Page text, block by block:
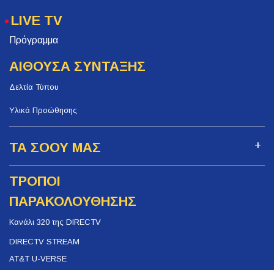
LIVE TV
Πρόγραμμα
ΑΙΘΟΥΣΑ ΣΥΝΤΑΞΗΣ
Δελτία Τύπου
Υλικά Προώθησης
ΤΑ ΣΟΟΥ ΜΑΣ
ΤΡΟΠΟΙ
ΠΑΡΑΚΟΛΟΥΘΗΣΗΣ
Κανάλι 320 της DIRECTV
DIRECTV STREAM
AT&T U-VERSE